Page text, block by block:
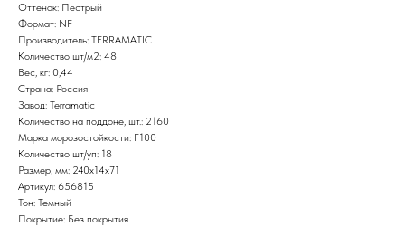
Оттенок: Пестрый
Формат: NF
Производитель: TERRAMATIC
Количество шт/м2: 48
Вес, кг: 0,44
Страна: Россия
Завод: Terramatic
Количество на поддоне, шт.: 2160
Марка морозостойкости: F100
Количество шт/уп: 18
Размер, мм: 240х14х71
Артикул: 656815
Тон: Темный
Покрытие: Без покрытия